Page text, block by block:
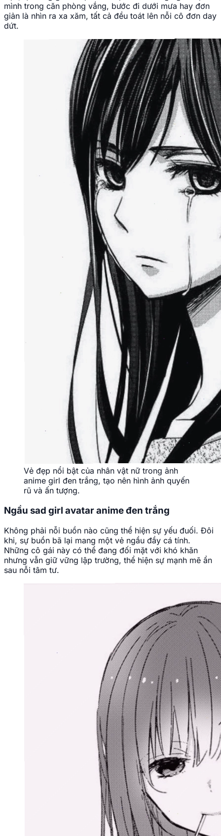
mình trong căn phòng vắng, bước đi dưới mưa hay đơn
giản là nhìn ra xa xăm, tất cả đều toát lên nỗi cô đơn day
dứt.
Vẻ đẹp nổi bật của nhân vật nữ trong ảnh
anime girl đen trắng, tạo nên hình ảnh quyến
rũ và ấn tượng.
Ngầu sad girl avatar anime đen trắng
Không phải nỗi buồn nào cũng thể hiện sự yếu đuối. Đôi
khi, sự buồn bã lại mang một vẻ ngầu đầy cá tính.
Những cô gái này có thể đang đối mặt với khó khăn
nhưng vẫn giữ vững lập trường, thể hiện sự mạnh mẽ ẩn
sau nỗi tâm tư.